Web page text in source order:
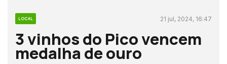
LOCAL 21 jul, 2024, 16:47
3 vinhos do Pico vencem
medalha de ouro